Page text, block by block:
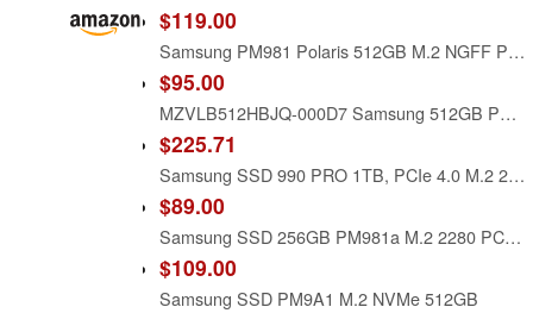
$119.00
Samsung PM981 Polaris 512GB M.2 NGFF PCIe Gen3 x4, NVME Solid State Drive SSD, OEM (2280) MZVLB512HAJQ-00000
$95.00
MZVLB512HBJQ-000D7 Samsung 512GB PM981a SED Encryption M2 M.2 2280 PCIe SSD (New with Warranty), MZ-VLB512C 0WD87X WD87X, PM981 Phoenix Controller, Compatible with Dell HP Acer Asus Lenovo
$225.71
Samsung SSD 990 PRO 1TB, PCIe 4.0 M.2 2280, Up to 7,450 MB/s
$89.00
Samsung SSD 256GB PM981a M.2 2280 PCIe Gen3 x4 NVMe MZVLB256HBHQ SED Opal Solid State Drive
$109.00
Samsung SSD PM9A1 M.2 NVMe 512GB